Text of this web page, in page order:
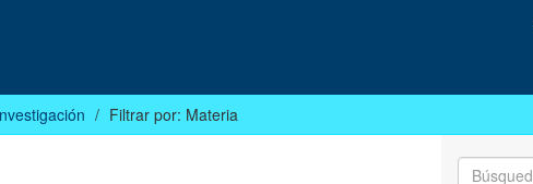
Filtrar por: Materia